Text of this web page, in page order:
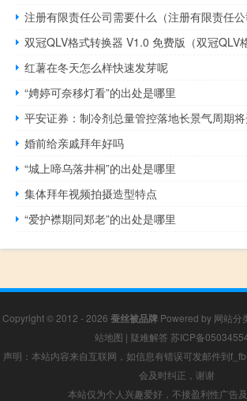
注册有限责任公司需要什么（注册有限责任公
红薯在冬天怎么样快速发芽呢
“娉婷可奈移灯看”的出处是哪里
平安证券：制冷剂总量管控落地长景气周期
婚前给亲戚拜年好吗
“城上啼乌落井桐”的出处是哪里
集体拜年视频拍摄造型特点
“爱护襟期同郑老”的出处是哪里
Copyright © 2012 - 2026 蚕丝被品牌 Powered by 网站分
站地图 | 疑难解答 苏ICP备
声明：本站内容来自互联网，如信息有错误可发邮件到
会及时纠正，谢谢
本站仅为个人兴趣爱好，不接盈利性广告